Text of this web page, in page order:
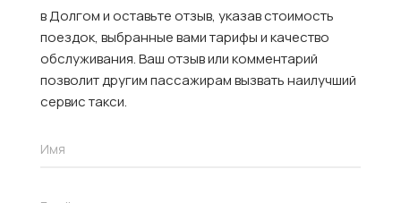
в Долгом и оставьте отзыв, указав стоимость
поездок, выбранные вами тарифы и качество
обслуживания. Ваш отзыв или комментарий
позволит другим пассажирам вызвать наилучший
сервис такси.